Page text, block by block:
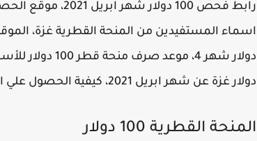
دولار غزة عن شهر ابريل 2021، كيفية الحصول علي المنحة القطرية، تفعيل رابط فحص 100 دولار منحة قطر غزة.
المنحة القطرية 100 دولار